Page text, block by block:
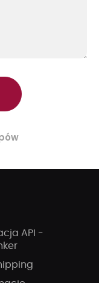
API -